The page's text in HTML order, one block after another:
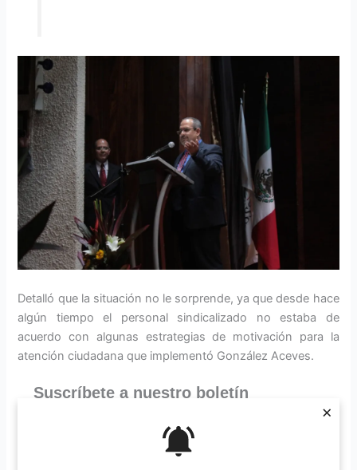
×
Detalló que la situación no le sorprende, ya que desde hace
algún tiempo el personal sindicalizado no estaba de
acuerdo con algunas estrategias de motivación para la
atención ciudadana que implementó González Aceves.
Suscríbete a nuestro boletín